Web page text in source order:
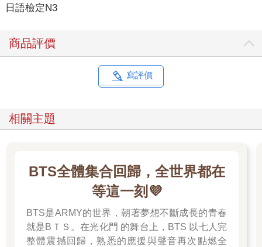
日語檢定N3
商品評價
寫評價
相關主題
BTS全體集合回歸，全世界都在
等這一刻💜
BTS是ARMY的世界，朝著夢想不斷成長的青春
就是BＴＳ。在光化門 的舞台上，BTS 以七人完
整體震撼回歸，熟悉的應援與聲音再次點燃全